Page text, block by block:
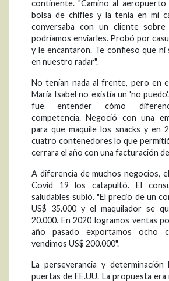
continente. "Camino al aeropuerto
bolsa de chifles y la tenía en mi
conversaba con un cliente
podríamos enviarles. Probó por
y le encantaron. Te confieso que ni
en nuestro radar".
No tenían nada al frente, pero en
María Isabel no existía un 'no
fue entender cómo
competencia. Negoció con una
para que maquile los snacks y en
cuatro contenedores lo que
cerrara el año con una facturación
A diferencia de muchos negocios,
Covid 19 los catapultó. El
saludables subió. "El precio de un
US$ 35.000 y el maquilador se
20.000. En 2020 logramos ventas
año pasado exportamos ocho
vendimos US$ 200.000".
La perseverancia y determinación
puertas de EE.UU. La propuesta era